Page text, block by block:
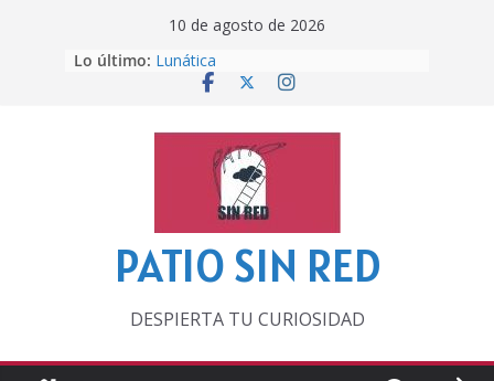
10 de agosto de 2026
Lo último: Lunática
Pero, hasta entonces…
‘La broma infinita’ de recomendar
lecturas veraniegas
Otra del Mundial
PATIO SIN RED
DESPIERTA TU CURIOSIDAD